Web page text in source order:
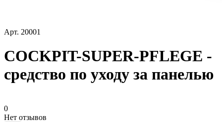
Арт. 20001
COCKPIT-SUPER-PFLEGE -
средство по уходу за панелью
0
Нет отзывов